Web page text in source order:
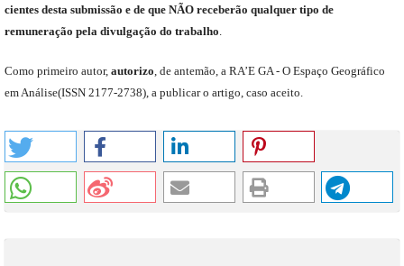
cientes desta submissão e de que NÃOreceberão qualquer tipo de
remuneração pela divulgação do trabalho.
Como primeiro autor, autorizo, de antemão, a RA’E GA - O Espaço Geográfico
em Análise(ISSN 2177-2738), a publicar o artigo, caso aceito.